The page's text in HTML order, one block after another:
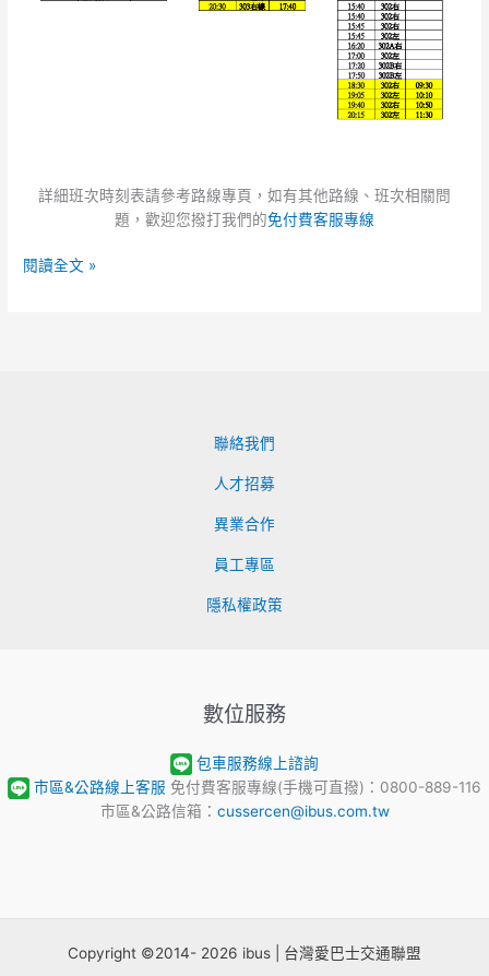
詳細班次時刻表請參考路線專頁，如有其他路線、班次相關問
題，歡迎您撥打我們的免付費客服專線
閱讀全文 »
聯絡我們
人才招募
異業合作
員工專區
隱私權政策
數位服務
包車服務線上諮詢
市區&公路線上客服 免付費客服專線(手機可直撥)：0800-889-116
市區&公路信箱： cussercen@ibus.com.tw
Copyright ©2014- 2026 ibus | 台灣愛巴士交通聯盟